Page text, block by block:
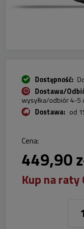
Dostępność:
Dostawa/
wysyłka/odbiór 4-5
Dostawa: od
Cena nie zawiera
Cena:
449,90
Kup na raty